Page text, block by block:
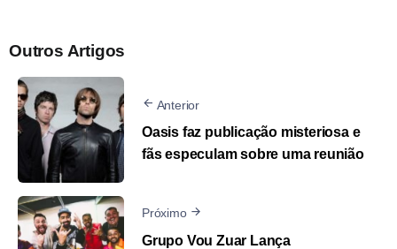
Outros Artigos
Anterior
Oasis faz publicação misteriosa e
fãs especulam sobre uma reunião
Próximo
Grupo Vou Zuar Lança